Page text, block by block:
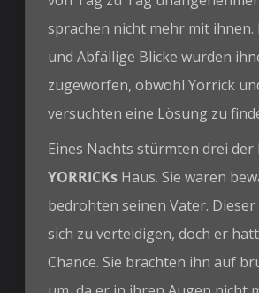
sprachen nicht mehr mit
und Abfällige Blicke wurden
zugeworfen, obwohl Yorrick
versuchten eine Lösung zu
Eines Nachts stürmten drei
YORRICKs Haus. Sie waren
bedrohten seinen Vater.
sich zu verteidigen, doch er
Chance. Sie brachten ihn auf